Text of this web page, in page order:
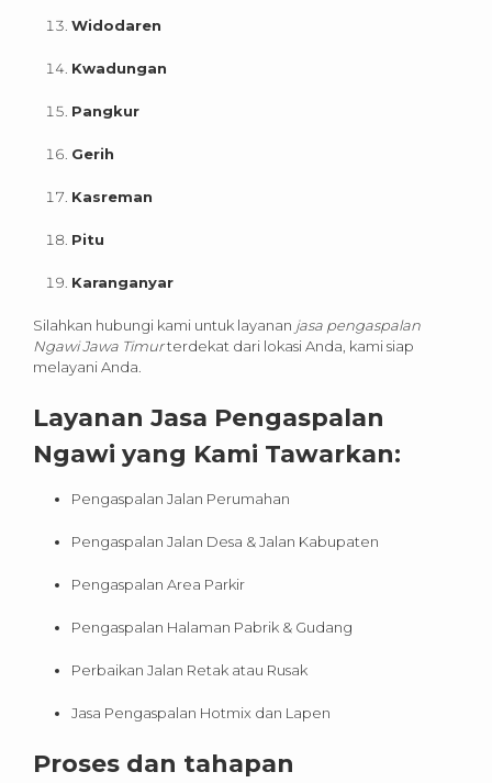
Widodaren
Kwadungan
Pangkur
Gerih
Kasreman
Pitu
Karanganyar
Silahkan hubungi kami untuk layanan jasa pengaspalan
Ngawi Jawa Timurterdekat dari lokasi Anda, kami siap
melayani Anda.
Layanan Jasa Pengaspalan
Ngawi yang Kami Tawarkan:
Pengaspalan Jalan Perumahan
Pengaspalan Jalan Desa & Jalan Kabupaten
Pengaspalan Area Parkir
Pengaspalan Halaman Pabrik & Gudang
Perbaikan Jalan Retak atau Rusak
Jasa Pengaspalan Hotmix dan Lapen
Proses dan tahapan